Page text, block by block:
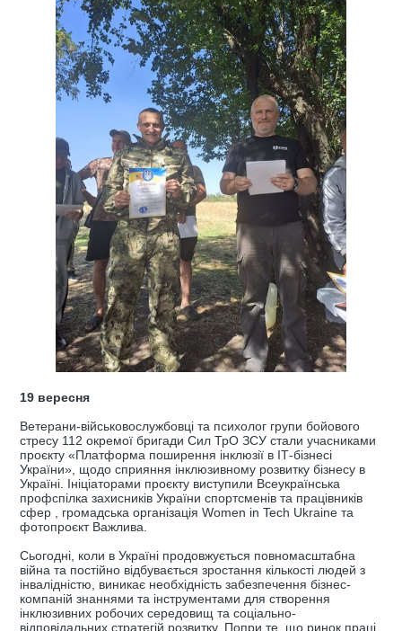
19 вересня
Ветерани-військовослужбовці та психолог групи бойового
стресу 112 окремої бригади Сил ТрО ЗСУ стали учасниками
проєкту «Платформа поширення інклюзії в ІТ-бізнесі
України», щодо сприяння інклюзивному розвитку бізнесу в
Україні. Ініціаторами проєкту виступили Всеукраїнська
профспілка захисників України спортсменів та працівників
сфер , громадська організація Women in Tech Ukraine та
фотопроєкт Важлива.
Сьогодні, коли в Україні продовжується повномасштабна
війна та постійно відбувається зростання кількості людей з
інвалідністю, виникає необхідність забезпечення бізнес-
компаній знаннями та інструментами для створення
інклюзивних робочих середовищ та соціально-
відповідальних стратегій розвитку. Попри те, що ринок праці